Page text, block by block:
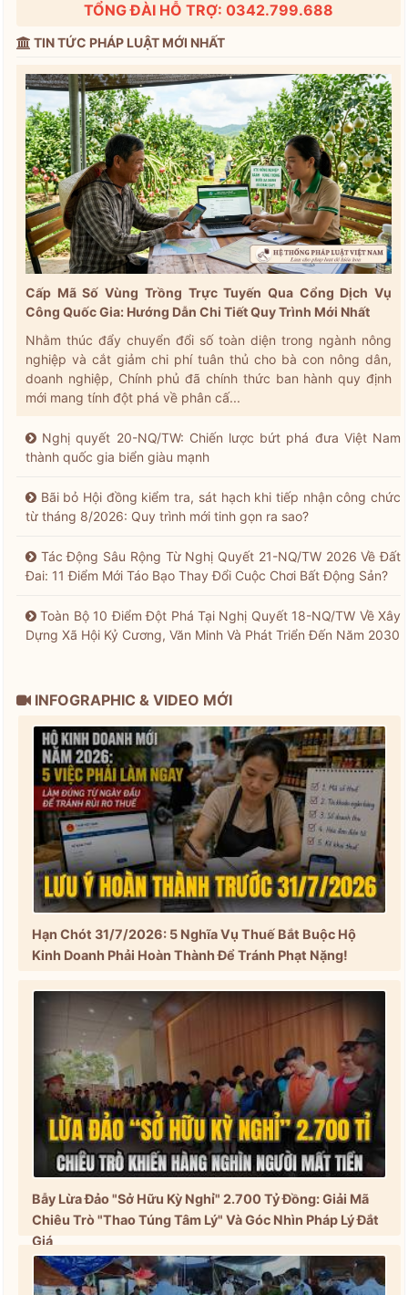
TỔNG ĐÀI HỖ TRỢ: 0342.799.688
TIN TỨC PHÁP LUẬT MỚI NHẤT
Cấp Mã Số Vùng Trồng Trực Tuyến Qua Cổng Dịch Vụ
Công Quốc Gia: Hướng Dẫn Chi Tiết Quy Trình Mới Nhất
Nhằm thúc đẩy chuyển đổi số toàn diện trong ngành nông
nghiệp và cắt giảm chi phí tuân thủ cho bà con nông dân,
doanh nghiệp, Chính phủ đã chính thức ban hành quy định
mới mang tính đột phá về phân cấ...
Nghị quyết 20-NQ/TW: Chiến lược bứt phá đưa Việt Nam
thành quốc gia biển giàu mạnh
Bãi bỏ Hội đồng kiểm tra, sát hạch khi tiếp nhận công chức
từ tháng 8/2026: Quy trình mới tinh gọn ra sao?
Tác Động Sâu Rộng Từ Nghị Quyết 21-NQ/TW 2026 Về Đất
Đai: 11 Điểm Mới Táo Bạo Thay Đổi Cuộc Chơi Bất Động Sản?
Toàn Bộ 10 Điểm Đột Phá Tại Nghị Quyết 18-NQ/TW Về Xây
Dựng Xã Hội Kỷ Cương, Văn Minh Và Phát Triển Đến Năm 2030
INFOGRAPHIC & VIDEO MỚI
Hạn Chót 31/7/2026: 5 Nghĩa Vụ Thuế Bắt Buộc Hộ
Kinh Doanh Phải Hoàn Thành Để Tránh Phạt Nặng!
Bẫy Lừa Đảo "Sở Hữu Kỳ Nghỉ" 2.700 Tỷ Đồng: Giải Mã
Chiêu Trò "Thao Túng Tâm Lý" Và Góc Nhìn Pháp Lý Đắt
Giá